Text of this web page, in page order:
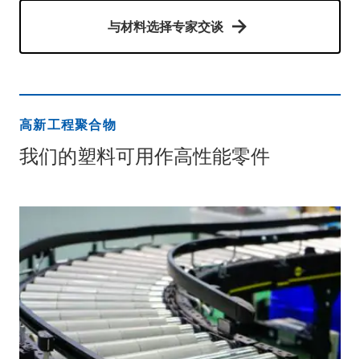
与材料选择专家交谈
高新工程聚合物
我们的塑料可用作高性能零件